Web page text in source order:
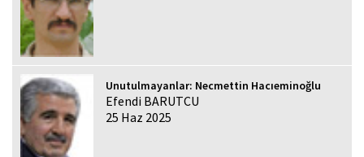
Unutulmayanlar: Necmettin Hacıeminoğlu
Efendi BARUTCU
25 Haz 2025